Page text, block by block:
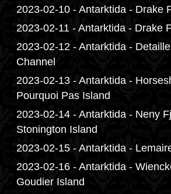
2023-02-10 - Antarktida - Drake
2023-02-11 - Antarktida - Drake
2023-02-12 - Antarktida -
Channel
2023-02-13 - Antarktida -
Pourquoi Pas Island
2023-02-14 - Antarktida - Neny
Stonington Island
2023-02-15 - Antarktida -
2023-02-16 - Antarktida -
Goudier Island